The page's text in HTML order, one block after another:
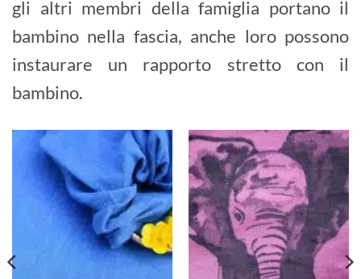
gli altri membri della famiglia portano il
bambino nella fascia, anche loro possono
instaurare un rapporto stretto con il
bambino.